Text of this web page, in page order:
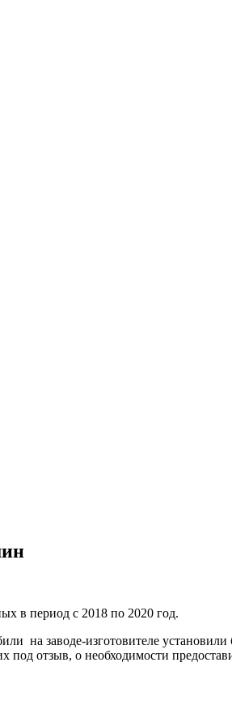
в период с 2018 по 2020 год.
на заводе-изготовителе
отзыв, о необходимости